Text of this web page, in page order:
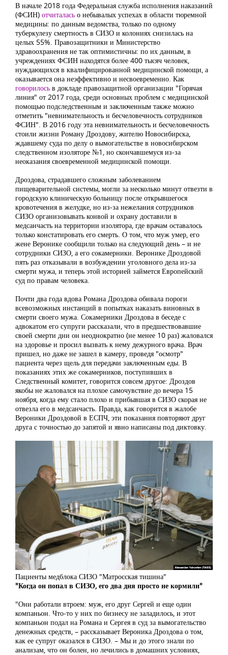
В начале 2018 года Федеральная служба исполнения наказаний
(ФСИН) отчиталась о небывалых успехах в области тюремной
медицины: по данным ведомства, только по одному
туберкулезу смертность в СИЗО и колониях снизилась на
целых 55%. Правозащитники и Министерство
здравоохранения не так оптимистичны: по их данным, в
учреждениях ФСИН находятся более 400 тысяч человек,
нуждающихся в квалифицированной медицинской помощи, а
оказывается она неэффективно и несвоевременно. Как
говорилось в докладе правозащитной организации "Горячая
линия" от 2017 года, среди основных проблем с медицинской
помощью подследственным и заключенным также можно
отметить "невнимательность и бесчеловечность сотрудников
ФСИН". В 2016 году эта невнимательность и бесчеловечность
стоили жизни Роману Дроздову, жителю Новосибирска,
ждавшему суда по делу о вымогательстве в новосибирском
следственном изоляторе №1, но скончавшемуся из-за
неоказания своевременной медицинской помощи.
Дроздова, страдавшего сложным заболеванием
пищеварительной системы, могли за несколько минут отвезти в
городскую клиническую больницу после открывшегося
кровотечения в желудке, но из-за нежелания сотрудников
СИЗО организовывать конвой и охрану доставили в
медсанчасть на территории изолятора, где врачам оставалось
только констатировать его смерть. О том, что муж умер, его
жене Веронике сообщили только на следующий день – и не
сотрудники СИЗО, а его сокамерники. Веронике Дроздовой
пять раз отказывали в возбуждении уголовного дела из-за
смерти мужа, и теперь этой историей займется Европейский
суд по правам человека.
Почти два года вдова Романа Дроздова обивала пороги
всевозможных инстанций в попытках наказать виновных в
смерти своего мужа. Сокамерники Дроздова в беседе с
адвокатом его супруги рассказали, что в предшествовавшие
своей смерти дни он неоднократно (не менее 10 раз) жаловался
на здоровье и просил вызвать к нему дежурного врача. Врач
пришел, но даже не зашел в камеру, проведя "осмотр"
пациента через щель для передачи заключенным еды. В
показаниях этих же сокамерников, поступивших в
Следственный комитет, говорится совсем другое: Дроздов
якобы не жаловался на плохое самочувствие до вечера 15
ноября, когда ему стало плохо и прибывшая в СИЗО скорая не
отвезла его в медсанчасть. Правда, как говорится в жалобе
Вероники Дроздовой в ЕСПЧ, эти показания повторяют друг
друга с точностью до запятой и явно написаны под диктовку.
Пациенты медблока СИЗО "Матросская тишина"
"Когда он попал в СИЗО, его два дня просто не кормили"
"Они работали втроем: муж, его друг Сергей и еще один
компаньон. Что-то у них по бизнесу не заладилось, и этот
компаньон подал на Романа и Сергея в суд за вымогательство
денежных средств, – рассказывает Вероника Дроздова о том,
как ее супруг оказался в СИЗО. – Мы и до этого знали по
анализам, что он болен, но лечились в домашних условиях,